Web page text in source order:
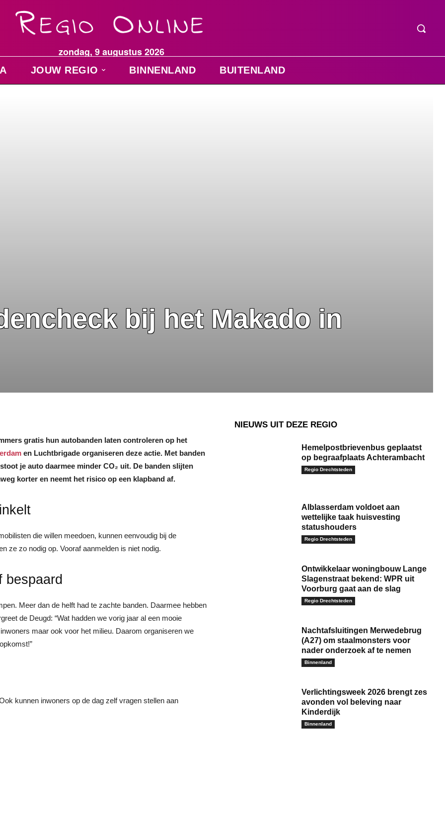
zondag, 9 augustus 2026
JOUW REGIO BINNENLAND BUITENLAND
bij het Makado in
gratis hun autobanden laten controleren op het
en Luchtbrigade organiseren deze actie. Met banden
je auto daarmee minder CO₂ uit. De banden slijten
korter en neemt het risico op een klapband af.
die willen meedoen, kunnen eenvoudig bij de
ze zo nodig op. Vooraf aanmelden is niet nodig.
bespaard
Meer dan de helft had te zachte banden. Daarmee hebben
de Deugd: “Wat hadden we vorig jaar al een mooie
maar ook voor het milieu. Daarom organiseren we
kunnen inwoners op de dag zelf vragen stellen aan
NIEUWS UIT DEZE REGIO
Hemelpostbrievenbus geplaatst
op begraafplaats Achterambacht
Regio Drechtsteden
Alblasserdam voldoet aan
wettelijke taak huisvesting
statushouders
Regio Drechtsteden
Ontwikkelaar woningbouw Lange
Slagenstraat bekend: WPR uit
Voorburg gaat aan de slag
Regio Drechtsteden
Nachtafsluitingen Merwedebrug
(A27) om staalmonsters voor
nader onderzoek af te nemen
Binnenland
Verlichtingsweek 2026 brengt zes
avonden vol beleving naar
Kinderdijk
Binnenland